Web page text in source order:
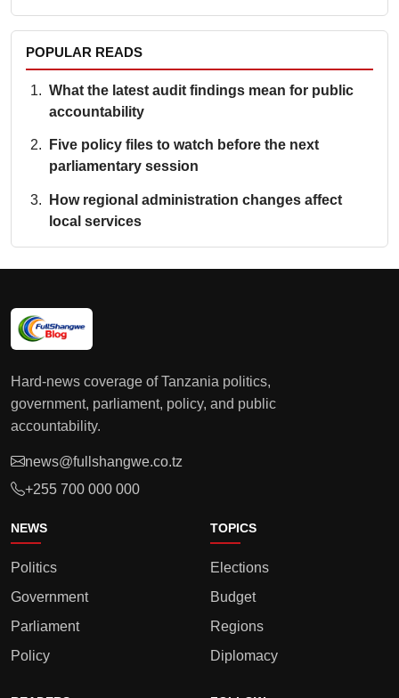
POPULAR READS
What the latest audit findings mean for public
accountability
Five policy files to watch before the next
parliamentary session
How regional administration changes affect
local services
Hard-news coverage of Tanzania politics,
government, parliament, policy, and public
accountability.
news@fullshangwe.co.tz
+255 700 000 000
NEWS
Politics
Government
Parliament
Policy
TOPICS
Elections
Budget
Regions
Diplomacy